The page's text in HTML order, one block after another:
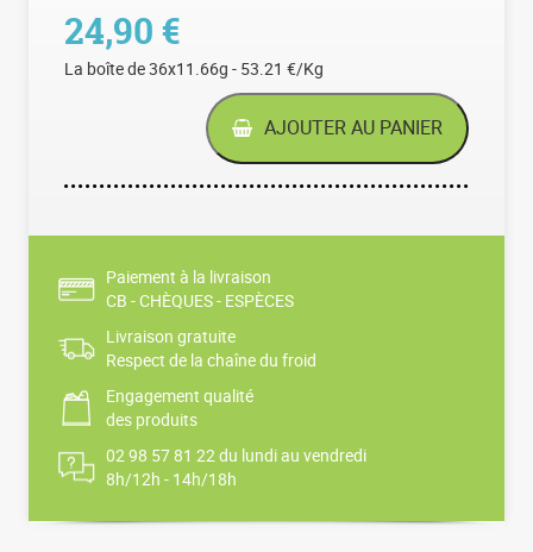
24,90€
La boîte de 36x11.66g - 53.21 €/Kg
AJOUTER AU PANIER
Paiement à la livraison
CB - CHÈQUES - ESPÈCES
Livraison gratuite
Respect de la chaîne du froid
Engagement qualité
des produits
02 98 57 81 22 du lundi au vendredi
8h/12h - 14h/18h